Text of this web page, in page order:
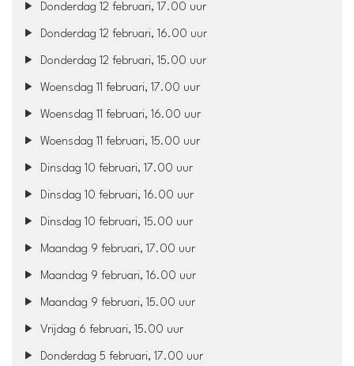
Donderdag 12 februari, 17.00 uur
Donderdag 12 februari, 16.00 uur
Donderdag 12 februari, 15.00 uur
Woensdag 11 februari, 17.00 uur
Woensdag 11 februari, 16.00 uur
Woensdag 11 februari, 15.00 uur
Dinsdag 10 februari, 17.00 uur
Dinsdag 10 februari, 16.00 uur
Dinsdag 10 februari, 15.00 uur
Maandag 9 februari, 17.00 uur
Maandag 9 februari, 16.00 uur
Maandag 9 februari, 15.00 uur
Vrijdag 6 februari, 15.00 uur
Donderdag 5 februari, 17.00 uur